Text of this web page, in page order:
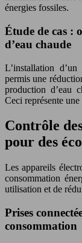
énergies fossiles.
Étude de cas :
d’eau chaude
L’installation
permis une
production d’eau
Ceci représente
Contrôle
pour des
Les appareils
consommation
utilisation et de
Prises
consommation